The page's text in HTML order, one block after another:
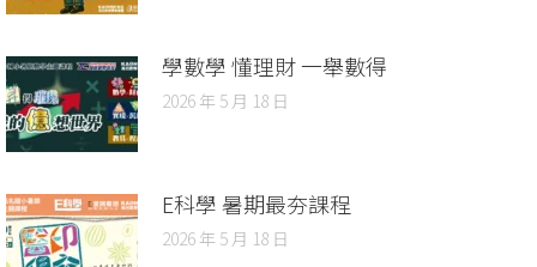
學數學 懂理財 一舉數得
2026 年 5 月 18 日
E科學 暑期最夯課程
2026 年 5 月 18 日